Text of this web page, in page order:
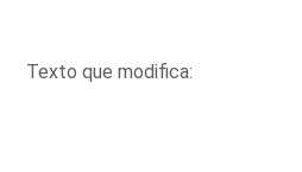
Texto que modifica: